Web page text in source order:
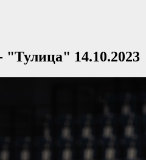
14.10.2023